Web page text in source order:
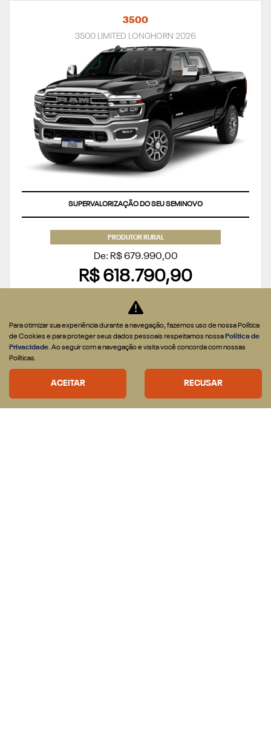
3500
3500 LIMITED LONGHORN 2026
SUPERVALORIZAÇÃO DO SEU SEMINOVO
PRODUTOR RURAL
De: R$ 679.990,00
R$ 618.790,90
CONFIRA A OFERTA
RAMPAGE
Para otimizar sua experiência durante a navegação, fazemos uso de nossa Política
de Cookies e para proteger seus dados pessoais respeitamos nossa Política de
Privacidade. Ao seguir com a navegação e visita você concorda com nossas
Políticas.
ACEITAR RECUSAR